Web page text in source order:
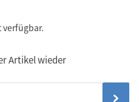
Artikel wieder